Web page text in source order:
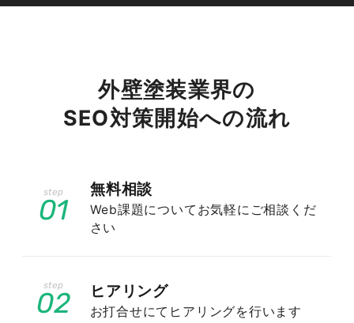
外壁塗装は気候が安定する春（3〜5月）と秋
（9〜11月）に需要が集中し、検索ボリュームも
ンに評価される期間を確保しておく必要がありま
す。閑散期は逆に、コンテンツの拡充やサイト改
善に注力する好機です。年間の検索傾向を踏まえ
外壁塗装業界の
SEO対策開始への流れ
01
無料相談
Web課題についてお気軽にご相談くだ
さい
02 ヒアリング
お打合せにてヒアリングを行います